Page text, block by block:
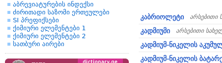
აბრევიატურების ინდექსი
ძირითადი საზომი ერთეულები
SI პრეფიქსები
ქიმიური ელემენტები 1
ქიმიური ელემენტები 2
სათბური აირები
კაბრიოლეტი არსებითი
კადმიუმი არსებითი
კადმიუმ-ნიკელის
კადმიუმ-ნიკელის